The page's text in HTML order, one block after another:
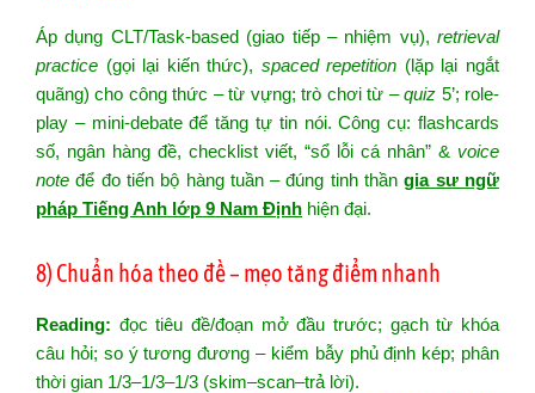
Áp dụng CLT/Task-based (giao tiếp – nhiệm vụ), retrieval
practice (gọi lại kiến thức), spaced repetition (lặp lại ngắt
quãng) cho công thức – từ vựng; trò chơi từ –quiz 5’; role-
play – mini-debate để tăng tự tin nói. Công cụ: flashcards
số, ngân hàng đề, checklist viết, “sổ lỗi cá nhân” & voice
note để đo tiến bộ hàng tuần – đúng tinh thầngia sư ngữ
pháp Tiếng Anh lớp 9 Nam Định hiện đại.
8) Chuẩn hóa theo đề – mẹo tăng điểm nhanh
Reading: đọc tiêu đề/đoạn mở đầu trước; gạch từ khóa
câu hỏi; so ý tương đương – kiểm bẫy phủ định kép; phân
thời gian 1/3–1/3–1/3 (skim–scan–trả lời).